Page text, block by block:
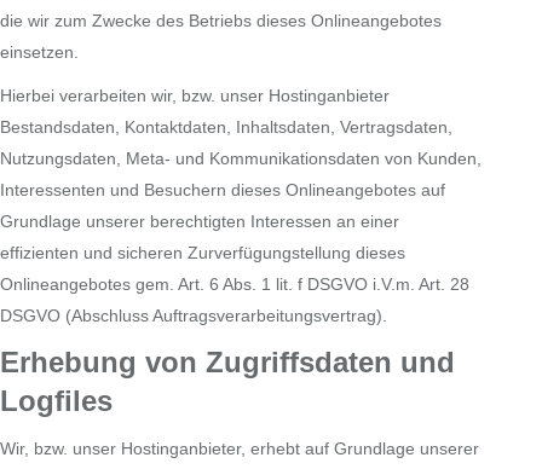
die wir zum Zwecke des Betriebs dieses Onlineangebotes
einsetzen.
Hierbei verarbeiten wir, bzw. unser Hostinganbieter
Bestandsdaten, Kontaktdaten, Inhaltsdaten, Vertragsdaten,
Nutzungsdaten, Meta- und Kommunikationsdaten von Kunden,
Interessenten und Besuchern dieses Onlineangebotes auf
Grundlage unserer berechtigten Interessen an einer
effizienten und sicheren Zurverfügungstellung dieses
Onlineangebotes gem. Art. 6 Abs. 1 lit. f DSGVO i.V.m. Art. 28
DSGVO (Abschluss Auftragsverarbeitungsvertrag).
Erhebung von Zugriffsdaten und
Logfiles
Wir, bzw. unser Hostinganbieter, erhebt auf Grundlage unserer